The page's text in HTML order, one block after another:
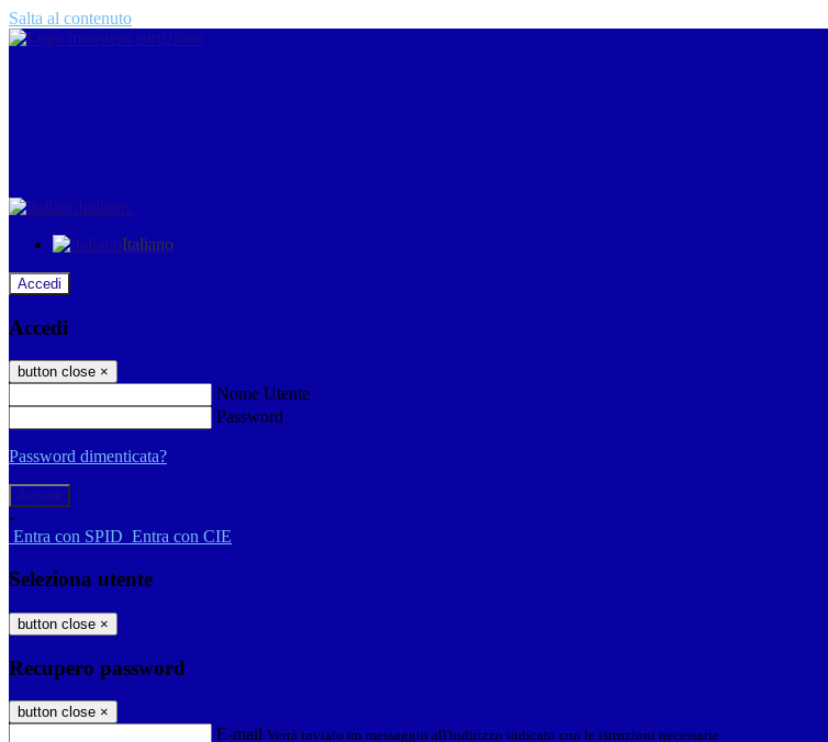
Salta al contenuto
Italiano
Italiano
Accedi
Accedi
button close ×
Nome Utente
Password
Password dimenticata?
-
Entra con SPID Entra con CIE
Seleziona utente
button close ×
Recupero password
button close ×
E-mail Verrà inviato un messaggio all'indirizzo indicato con le istruzioni necessarie.